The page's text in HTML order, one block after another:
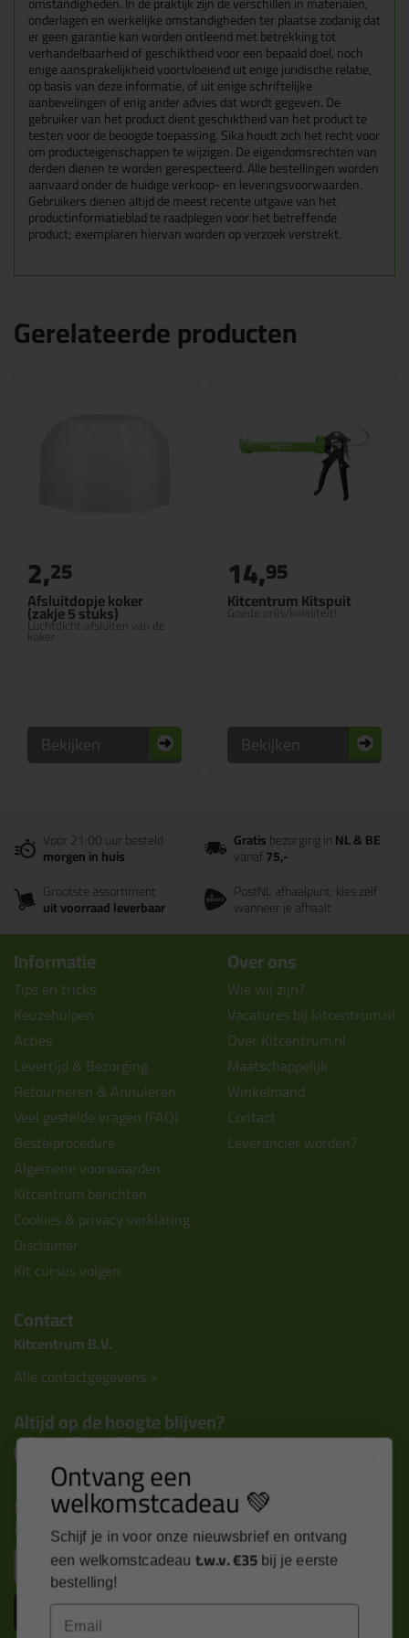
onderlagen en werkelijke omstandigheden ter plaatse zodanig dat
er geen garantie kan worden ontleend met betrekking tot
verhandelbaarheid of geschiktheid voor een bepaald doel, noch
enige aansprakelijkheid voortvloeiend uit enige juridische relatie,
op basis van deze informatie, of uit enige schriftelijke
aanbevelingen of enig ander advies dat wordt gegeven. De
gebruiker van het product dient geschiktheid van het product te
testen voor de beoogde toepassing. Sika houdt zich het recht voor
om producteigenschappen te wijzigen. De eigendomsrechten van
derden dienen te worden gerespecteerd. Alle bestellingen worden
aanvaard onder de huidige verkoop- en leveringsvoorwaarden.
Gebruikers dienen altijd de meest recente uitgave van het
productinformatieblad te raadplegen voor het betreffende
product; exemplaren hiervan worden op verzoek verstrekt.
Gerelateerde producten
Afsluitdopje koker
(zakje 5 stuks)
Luchtdicht afsluiten van de
koker
2,25
Bekijken
Kitcentrum Kitspuit
Goede prijs/kwaliteit!
14,95
Bekijken
Voor 21:00 uur besteld
morgen in huis
Gratisbezorging inNL & BE
vanaf75,-
Grootste assortiment
uit voorraad leverbaar
PostNL afhaalpunt: kies zelf
wanneer je afhaalt
Informatie
Tips en tricks
Keuzehulpen
Acties
Levertijd & Bezorging
Retourneren & Annuleren
Veel gestelde vragen (FAQ)
Bestelprocedure
Algemene voorwaarden
Kitcentrum berichten
Cookies & privacy verklaring
Disclaimer
Kit cursus volgen
Over ons
Wie wij zijn?
Vacatures bij kitcentrum.nl
Over Kitcentrum.nl
Maatschappelijk
Winkelmand
Contact
Leverancier worden?
Contact
Kitcentrum B.V.
Alle contactgegevens >
Altijd op de hoogte blijven?
Nieuws, tips en exclusieve deals rechtstreeks in je
inbox
Email
Inschrijven
Ontvang een
welkomstcadeau 💚
Schijf je in voor onze nieuwsbrief en ontvang
een welkomstcadeau t.w.v. €35 bij je eerste
bestelling!